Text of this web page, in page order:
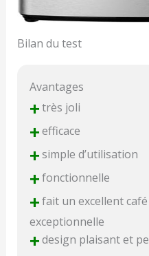
Bilan du test
Avantages
+très joli
+efficace
+simple d’utilisation
+fonctionnelle
+fait un excellent café
exceptionnelle
+design plaisant et